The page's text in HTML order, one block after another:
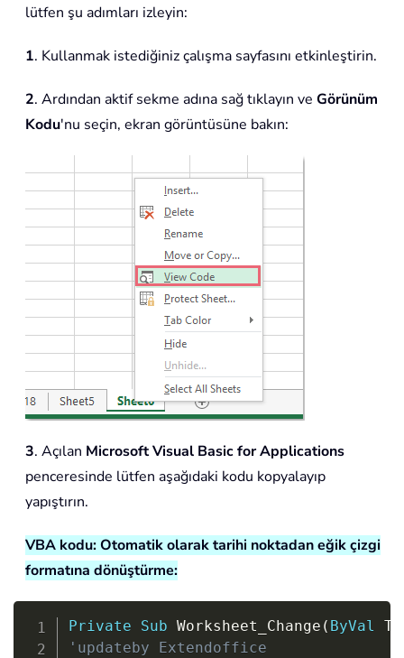
lütfen şu adımları izleyin:
1. Kullanmak istediğiniz çalışma sayfasını etkinleştirin.
2. Ardından aktif sekme adına sağ tıklayın ve Görünüm
Kodu'nu seçin, ekran görüntüsüne bakın:
3. Açılan Microsoft Visual Basic for Applications
penceresinde lütfen aşağıdaki kodu kopyalayıp
yapıştırın.
VBA kodu: Otomatik olarak tarihi noktadan eğik çizgi
formatına dönüştürme:
Private Sub Worksheet_Change ( ByVal
'updateby Extendoffice
Copy